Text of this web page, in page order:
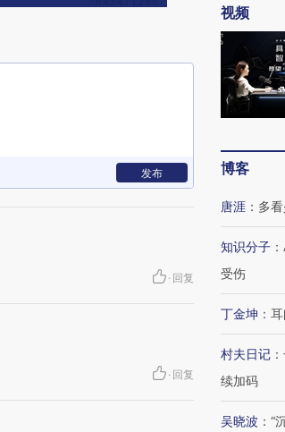
发布
· 回复
· 回复
视频
博客
唐涯 ： 多
知识分子 ：
受伤
丁金坤 ：
村夫日记 ：
续加码
吴晓波 ： “